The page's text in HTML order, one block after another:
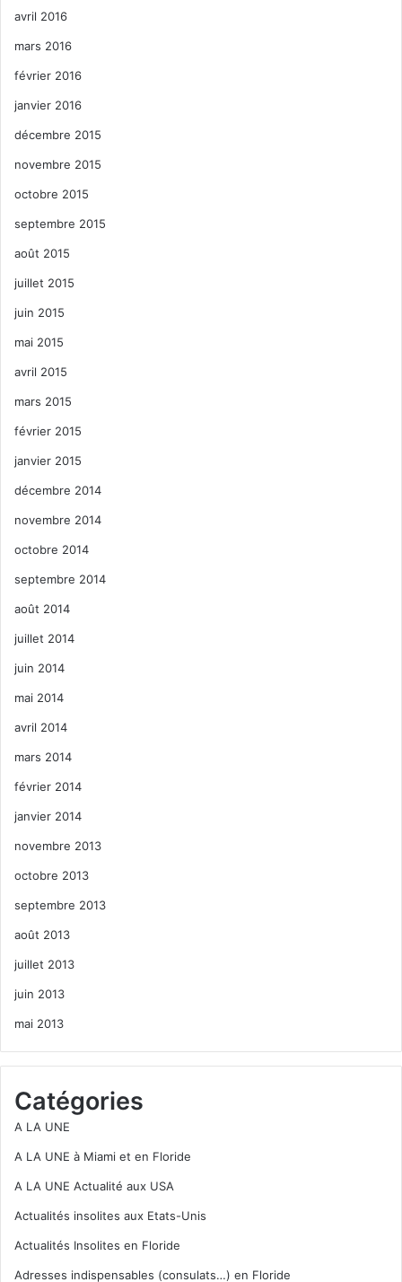
avril 2016
mars 2016
février 2016
janvier 2016
décembre 2015
novembre 2015
octobre 2015
septembre 2015
août 2015
juillet 2015
juin 2015
mai 2015
avril 2015
mars 2015
février 2015
janvier 2015
décembre 2014
novembre 2014
octobre 2014
septembre 2014
août 2014
juillet 2014
juin 2014
mai 2014
avril 2014
mars 2014
février 2014
janvier 2014
novembre 2013
octobre 2013
septembre 2013
août 2013
juillet 2013
juin 2013
mai 2013
Catégories
A LA UNE
A LA UNE à Miami et en Floride
A LA UNE Actualité aux USA
Actualités insolites aux Etats-Unis
Actualités Insolites en Floride
Adresses indispensables (consulats…) en Floride